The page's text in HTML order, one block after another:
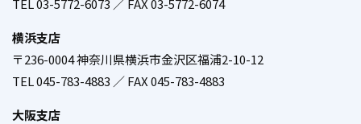
／
TEL 03-5772-6073 ／ FAX 03-5772-6074
横浜支店
〒236-0004 神奈川県横浜市金沢区福浦2-10-12
／
TEL 045-783-4883 ／ FAX 045-783-4883
大阪支店